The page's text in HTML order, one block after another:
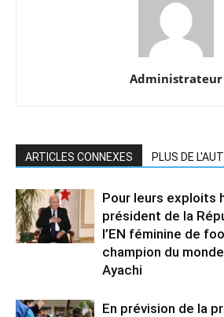
Administrateur
ARTICLES CONNEXES PLUS DE
Pour leurs exploits
président de la
l’EN féminine de
champion du
Ayachi
En prévision de la